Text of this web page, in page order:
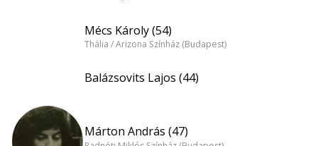
Mécs Károly (54)
Thália / Arizona Színház (Budapest)
Balázsovits Lajos (44)
Márton András (47)